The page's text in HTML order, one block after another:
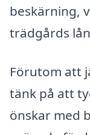
beskärning,
trädgårds
Förutom att
tänk på att
önskar med